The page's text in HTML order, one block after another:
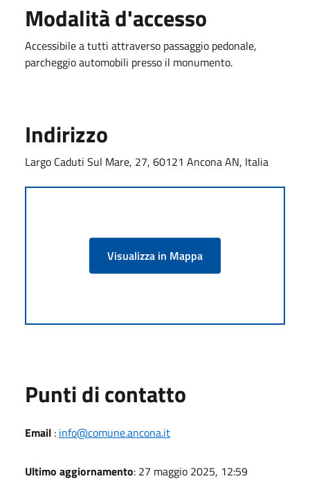
Modalità d'accesso
Accessibile a tutti attraverso passaggio pedonale,
parcheggio automobili presso il monumento.
Indirizzo
Largo Caduti Sul Mare, 27, 60121 Ancona AN, Italia
Visualizza in Mappa
Punti di contatto
Email : info@comune.ancona.it
Ultimo aggiornamento: 27 maggio 2025, 12:59